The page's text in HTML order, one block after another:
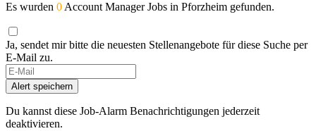
Es wurden 0 Account Manager Jobs in Pforzheim gefunden.
Ja, sendet mir bitte die neuesten Stellenangebote für diese Suche per
E-Mail zu.
If
you
are
a
human,
Alert speichern
Du kannst diese Job-Alarm Benachrichtigungen jederzeit
deaktivieren.